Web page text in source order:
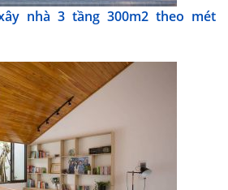
nhà 3 tầng 300m2 theo mét